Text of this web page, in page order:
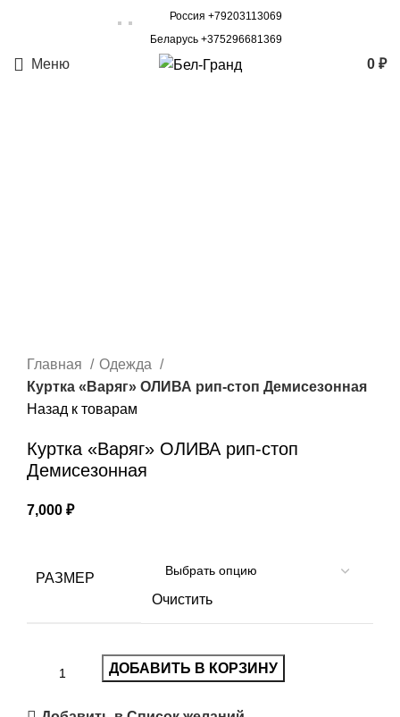
Россия +79203113069
Беларусь +375296681369
Меню 0 ₽
Главная
Одежда
Куртка «Варяг» ОЛИВА рип-стоп Демисезонная
Назад к товарам
Куртка «Варяг» ОЛИВА рип-стоп
Демисезонная
7,000 ₽
РАЗМЕР
Очистить
ДОБАВИТЬ В КОРЗИНУ